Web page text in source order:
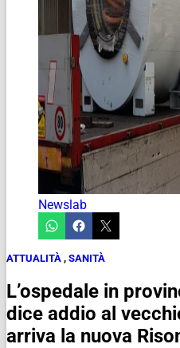
Newslab
ATTUALITÀ , SANITÀ
L’ospedale in
dice addio al
arriva la nuova